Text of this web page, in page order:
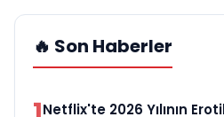
🔥 Son Haberler
Netflix'te 2026 Yılının